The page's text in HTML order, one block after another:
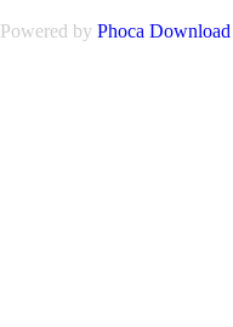
Powered by Phoca Download